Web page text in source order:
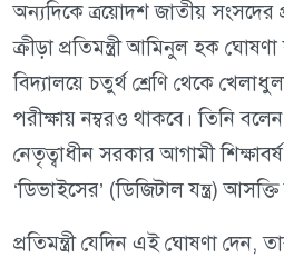
অন্যদিকে ত্রয়োদশ জাতীয়
ক্রীড়া প্রতিমন্ত্রী আমিনুল হক
বিদ্যালয়ে চতুর্থ শ্রেণি থেকে
পরীক্ষায় নম্বরও থাকবে। তিনি
নেতৃত্বাধীন সরকার আগামী শিক্ষাবর্ষ
‘ডিভাইসের’ (ডিজিটাল যন্ত্র)
প্রতিমন্ত্রী যেদিন এই ঘোষণা